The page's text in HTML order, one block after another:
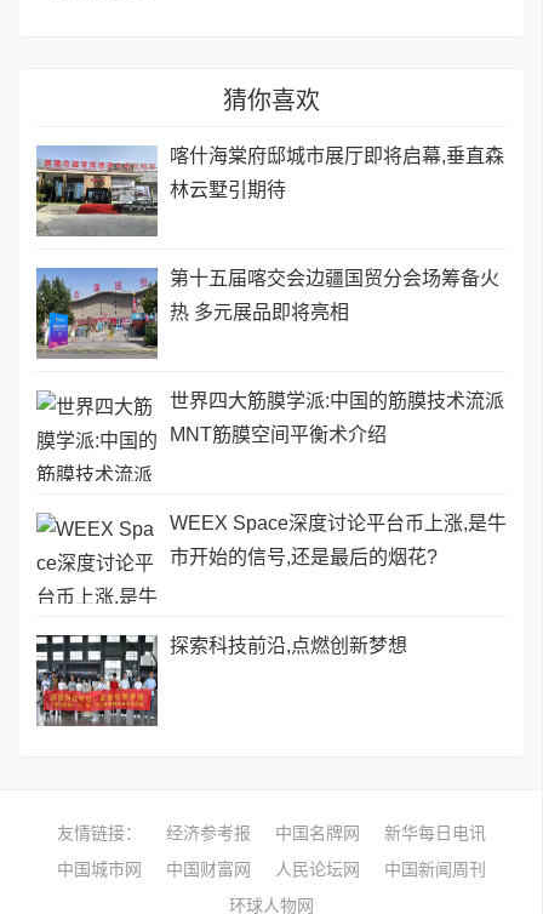
猜你喜欢
喀什海棠府邸城市展厅即将启幕,垂直森
林云墅引期待
第十五届喀交会边疆国贸分会场筹备火
热 多元展品即将亮相
世界四大筋膜学派:中国的筋膜技术流派
MNT筋膜空间平衡术介绍
WEEX Space深度讨论平台币上涨,是牛
市开始的信号,还是最后的烟花?
探索科技前沿,点燃创新梦想
友情链接： 经济参考报 中国名牌网
新华每日电讯
中国城市网
中国财富网 人民论坛网
中国新闻周刊
环球人物网